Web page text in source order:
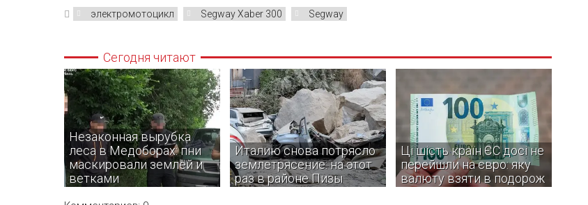
электромотоцикл Segway Xaber 300 Segway
Сегодня читают
Незаконная вырубка
леса в Медоборах: пни
маскировали землей и
ветками
Италию снова потрясло
землетрясение: на этот
раз в районе Пизы
Ці шість країн ЄС досі не
перейшли на євро: яку
валюту взяти в подорож